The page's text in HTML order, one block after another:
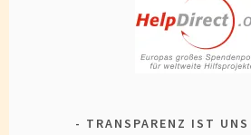
TRANSPARENZ IST